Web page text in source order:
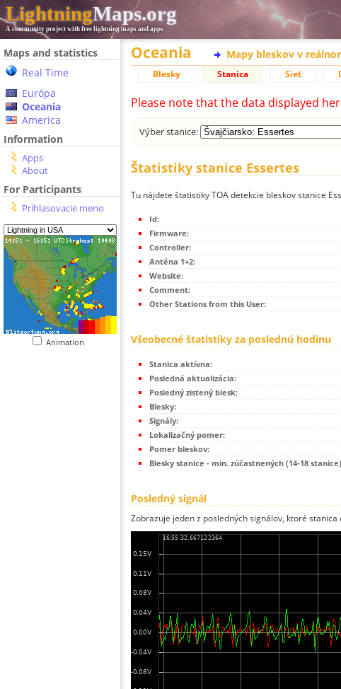
LightningMaps.org
A community project with free lightning maps and apps
Maps and statistics
Real Time
Európa
Oceania
America
Information
Apps
About
For Participants
Prihlasovacie meno
Animation
Oceania Mapy bleskov v
Blesky Stanica Sieť
Please note that the data displayed
Výber stanice:
Štatistiky stanice Essertes
Tu nájdete štatistiky TOA detekcie bleskov stanice
Id:
Firmware:
Controller:
Anténa 1+2:
Website:
Comment:
Other Stations from this User:
Všeobecné štatistiky za poslednú hodinu
Stanica aktívna:
Posledná aktualizácia:
Posledný zistený blesk:
Blesky:
Signály:
Lokalizačný pomer:
Pomer bleskov:
Blesky stanice - min. zúčastnených (14-18
Posledný signál
Zobrazuje jeden z posledných signálov, ktoré